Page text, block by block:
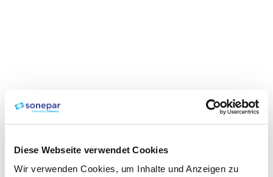
Diese Webseite verwendet Cookies
Wir verwenden Cookies, um Inhalte und Anzeigen zu